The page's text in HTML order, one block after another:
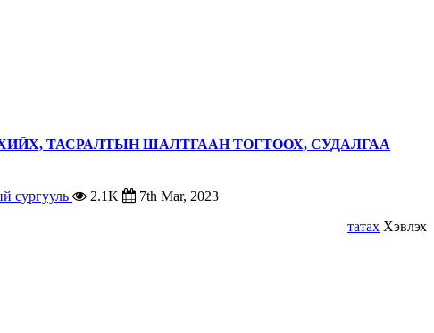
ТАСРАЛТЫН ШАЛТГААН ТОГТООХ, СУДАЛГАА
2.1K 7th Mar, 2023
татах Хэвлэх